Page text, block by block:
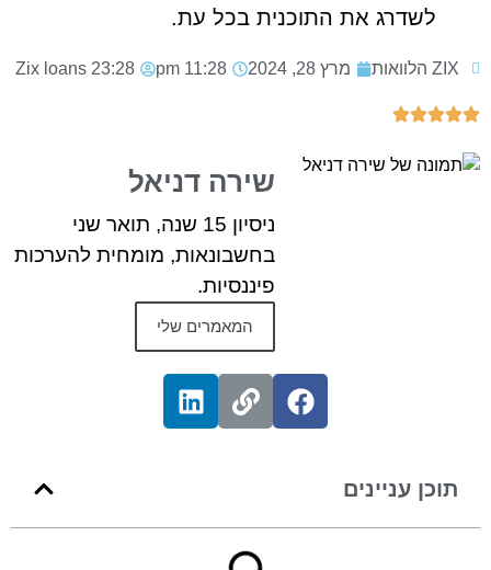
לשדרג את התוכנית בכל עת.
ZIX הלוואות מרץ 28, 2024 11:28 pm
23:28
שירה דניאל
ניסיון 15 שנה, תואר שני
בחשבונאות, מומחית להערכות
פיננסיות.
המאמרים שלי
תוכן עניינים